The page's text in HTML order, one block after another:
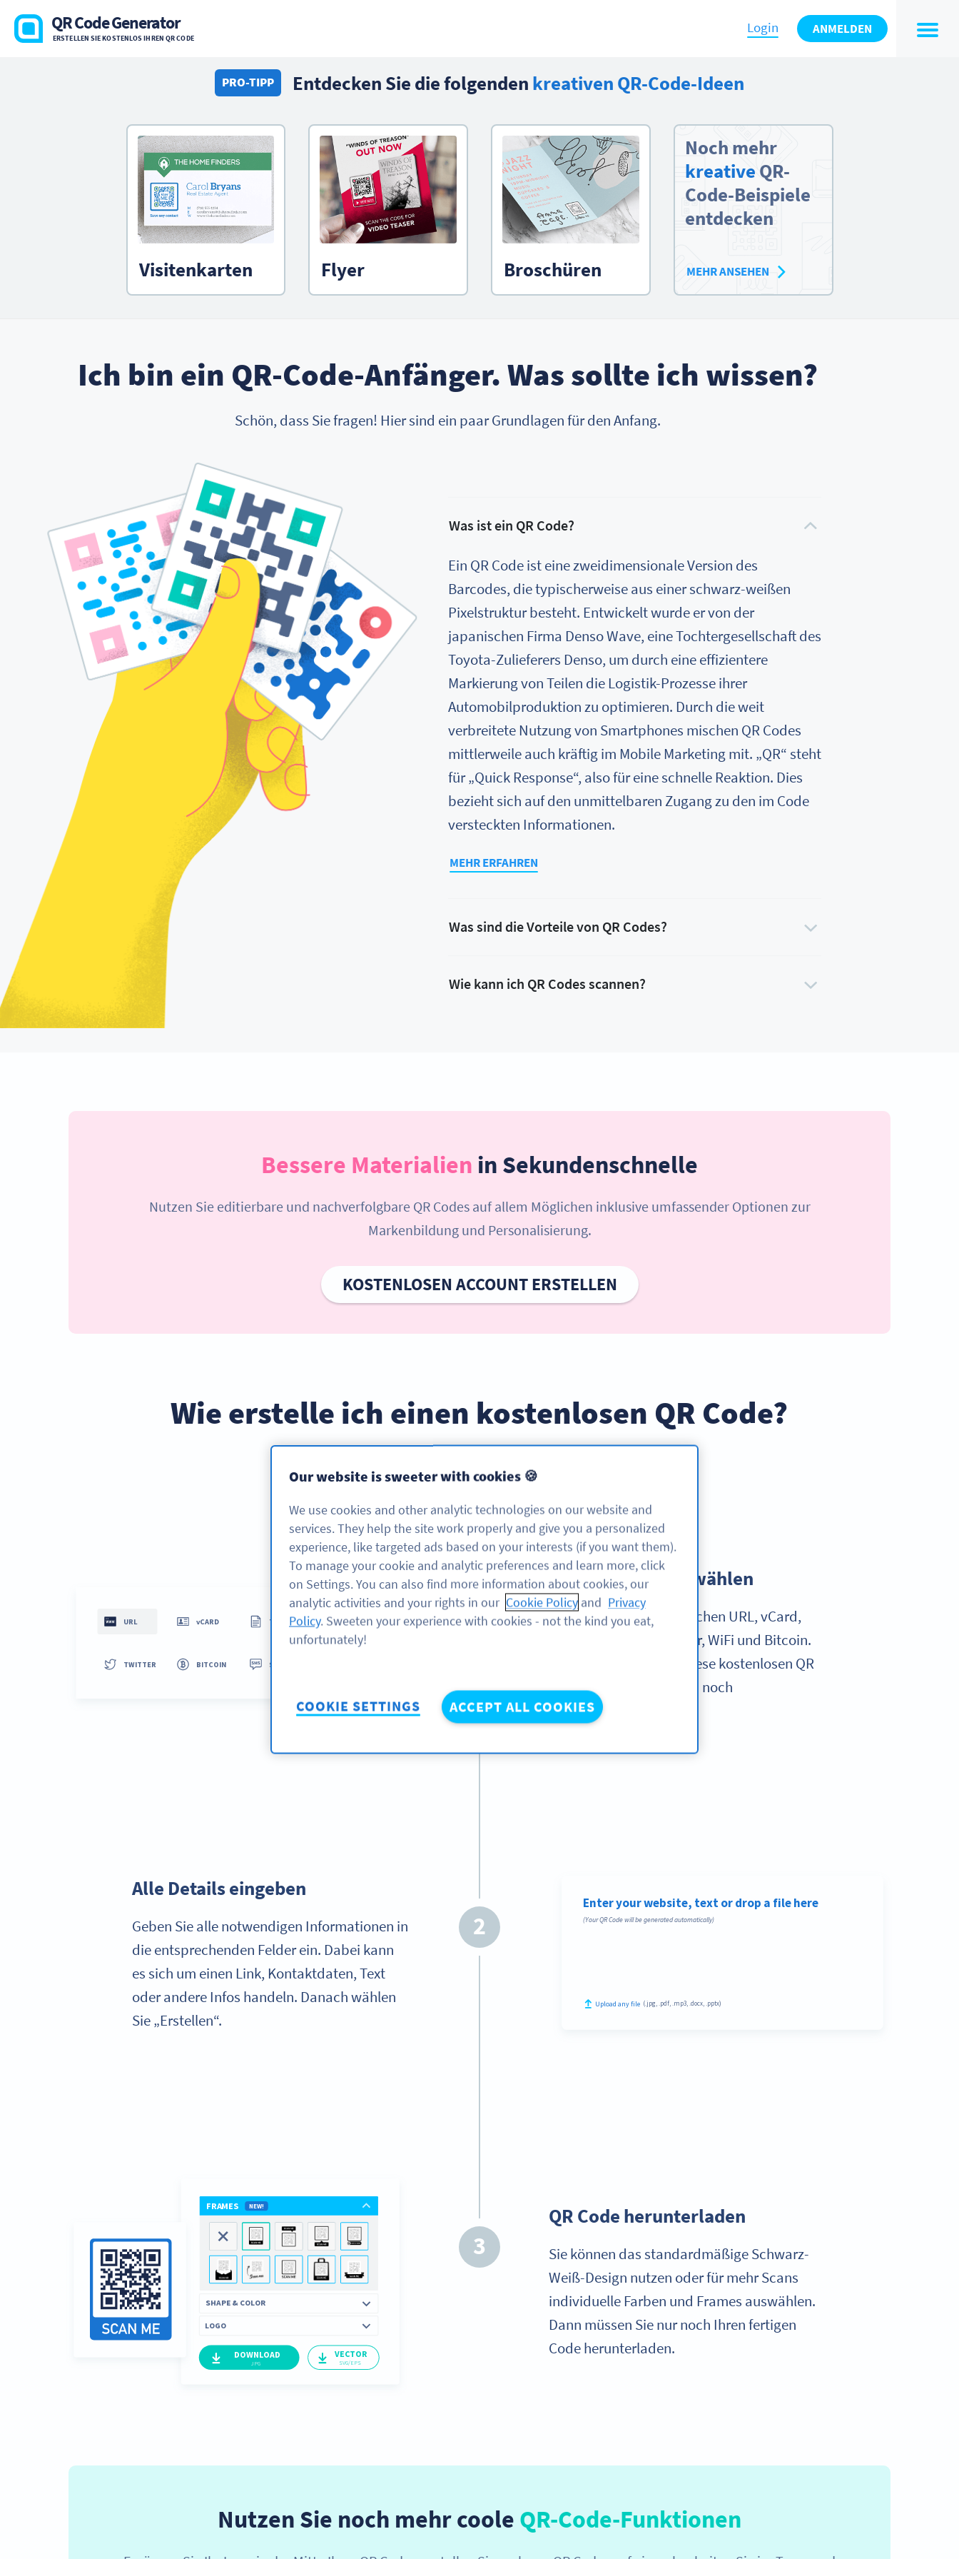
QR Code Generator
ERSTELLEN SIE KOSTENLOS IHREN QR CODE
Login ANMELDEN
PRO-TIPP Entdecken Sie die folgenden kreativen QR-Code-Ideen
Visitenkarten Flyer Broschüren
Noch mehr
kreative QR-
Code-Beispiele
entdecken
MEHR ANSEHEN
Ich bin ein QR-Code-Anfänger. Was sollte ich wissen?
Schön, dass Sie fragen! Hier sind ein paar Grundlagen für den Anfang.
Was ist ein QR Code?
Ein QR Code ist eine zweidimensionale Version des
Barcodes, die typischerweise aus einer schwarz-weißen
Pixelstruktur besteht. Entwickelt wurde er von der
japanischen Firma Denso Wave, eine Tochtergesellschaft des
Toyota-Zulieferers Denso, um durch eine effizientere
Markierung von Teilen die Logistik-Prozesse ihrer
Automobilproduktion zu optimieren. Durch die weit
verbreitete Nutzung von Smartphones mischen QR Codes
mittlerweile auch kräftig im Mobile Marketing mit. „QR“ steht
für „Quick Response“, also für eine schnelle Reaktion. Dies
bezieht sich auf den unmittelbaren Zugang zu den im Code
versteckten Informationen.
MEHR ERFAHREN
Was sind die Vorteile von QR Codes?
Wie kann ich QR Codes scannen?
Bessere Materialien in Sekundenschnelle
Nutzen Sie editierbare und nachverfolgbare QR Codes auf allem Möglichen inklusive umfassender Optionen zur
Markenbildung und Personalisierung.
KOSTENLOSEN ACCOUNT ERSTELLEN
Wie erstelle ich einen kostenlosen QR Code?
1
2
3
Schritt 1:
QR-Code-Typ auswählen
Sie haben die Wahl zwischen URL, vCard,
Text, E-Mail, SMS, Twitter, WiFi und Bitcoin.
Allerdings können Sie diese kostenlosen QR
Codes weder bearbeiten noch
nachverfolgen.
Schritt 2:
Alle Details eingeben
Geben Sie alle notwendigen Informationen in
die entsprechenden Felder ein. Dabei kann
es sich um einen Link, Kontaktdaten, Text
oder andere Infos handeln. Danach wählen
Sie „Erstellen“.
Schritt 3:
QR Code herunterladen
Sie können das standardmäßige Schwarz-
Weiß-Design nutzen oder für mehr Scans
individuelle Farben und Frames auswählen.
Dann müssen Sie nur noch Ihren fertigen
Code herunterladen.
Nutzen Sie noch mehr coole QR-Code-Funktionen
Our website is sweeter with cookies 🍪
We use cookies and other analytic technologies on our website and
services. They help the site work properly and give you a personalized
experience, like targeted ads based on your interests (if you want them).
To manage your cookie and analytic preferences and learn more, click
on Settings. You can also find more information about cookies, our
analytic activities and your rights in our Cookie Policy and Privacy
Policy. Sweeten your experience with cookies - not the kind you eat,
unfortunately!
COOKIE SETTINGS ACCEPT ALL COOKIES